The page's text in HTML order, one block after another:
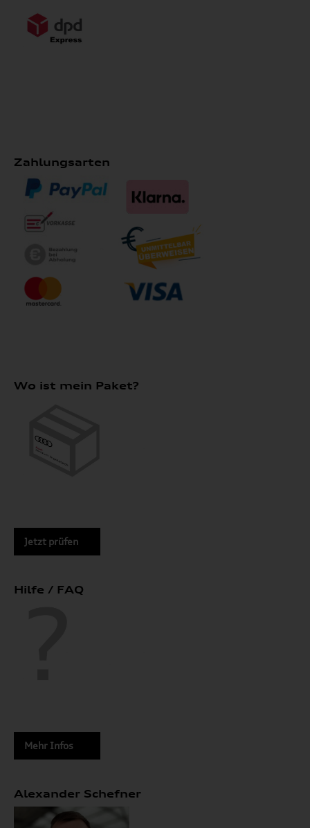
Zahlungsarten
Wo ist mein Paket?
Jetzt prüfen
Hilfe / FAQ
Mehr Infos
Alexander Schefner